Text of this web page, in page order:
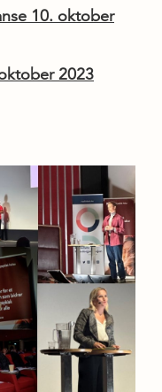
10. oktober
2023